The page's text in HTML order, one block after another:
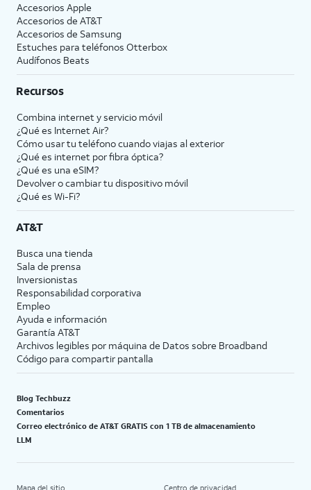
Accesorios Apple
Accesorios de AT&T
Accesorios de Samsung
Estuches para teléfonos Otterbox
Audífonos Beats
Recursos
Combina internet y servicio móvil
¿Qué es Internet Air?
Cómo usar tu teléfono cuando viajas al exterior
¿Qué es internet por fibra óptica?
¿Qué es una eSIM?
Devolver o cambiar tu dispositivo móvil
¿Qué es Wi-Fi?
AT&T
Busca una tienda
Sala de prensa
Inversionistas
Responsabilidad corporativa
Empleo
Ayuda e información
Garantía AT&T
Archivos legibles por máquina de Datos sobre Broadband
Código para compartir pantalla
Blog Techbuzz
Comentarios
Correo electrónico de AT&T GRATIS con 1 TB de almacenamiento
LLM
Mapa del sitio Centro de privacidad